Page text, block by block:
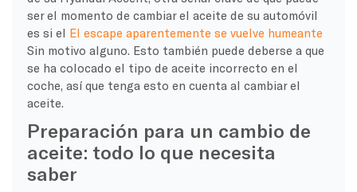
ser el momento de cambiar el aceite de su automóvil
es si el El escape aparentemente se vuelve humeante
Sin motivo alguno. Esto también puede deberse a que
se ha colocado el tipo de aceite incorrecto en el
coche, así que tenga esto en cuenta al cambiar el
aceite.
Preparación para un cambio de
aceite: todo lo que necesita
saber